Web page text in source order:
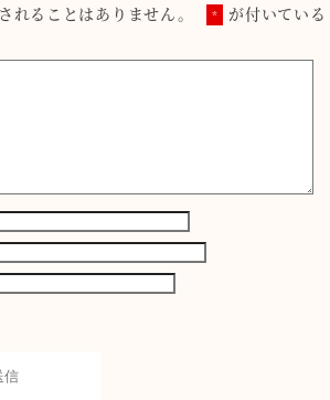
れることはありません。 *
が付いている